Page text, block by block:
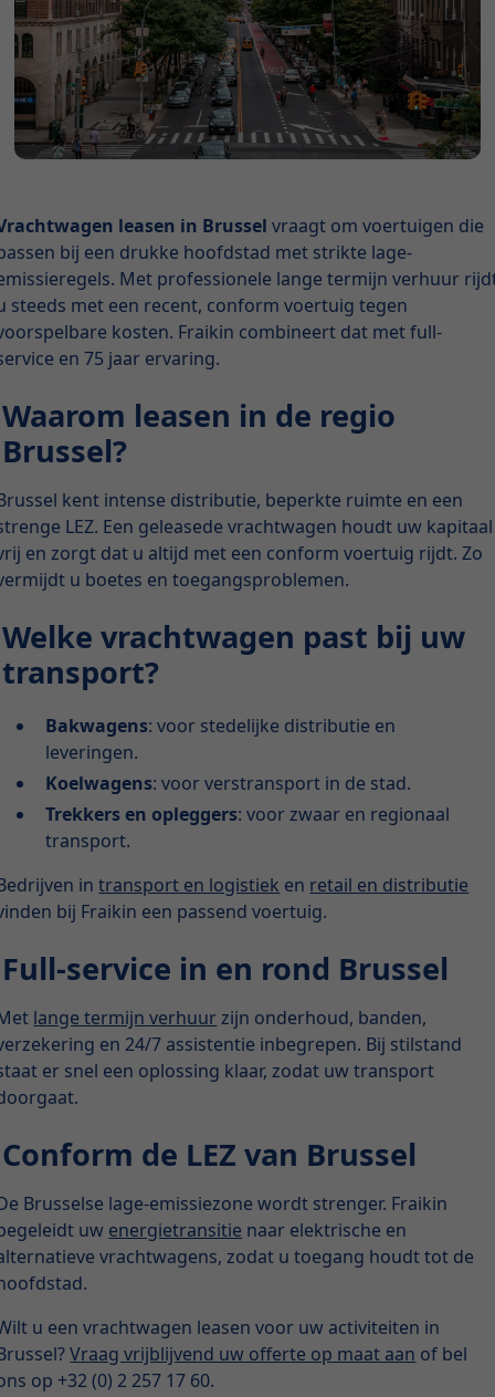
leasen in Brussel vraagt om voertuigen die
bij een drukke hoofdstad met strikte lage-
Met professionele lange termijn verhuur
steeds met een recent, conform voertuig tegen
kosten. Fraikin combineert dat met full-
en 75 jaar ervaring.
Waarom leasen in de regio
Brussel?
kent intense distributie, beperkte ruimte en een
LEZ. Een geleasede vrachtwagen houdt uw kapitaal
en zorgt dat u altijd met een conform voertuig rijdt. Zo
u boetes en toegangsproblemen.
Welke vrachtwagen past bij uw
transport?
Bakwagens: voor stedelijke distributie en
leveringen.
Koelwagens: voor verstransport in de stad.
Trekkers en opleggers: voor zwaar en regionaal
transport.
intransport en logistiek en retail en distributie
bij Fraikin een passend voertuig.
Full-service in en rond Brussel
lange termijn verhuurzijn onderhoud, banden,
en 24/7 assistentie inbegrepen. Bij stilstand
er snel een oplossing klaar, zodat uw transport
Conform de LEZ van Brussel
Brusselse lage-emissiezone wordt strenger. Fraikin
uw energietransitie naar elektrische en
vrachtwagens, zodat u toegang houdt tot de
u een vrachtwagen leasen voor uw activiteiten in
Vraag vrijblijvend uw offerte op maat aan of bel
op +32 (0) 2 257 17 60.